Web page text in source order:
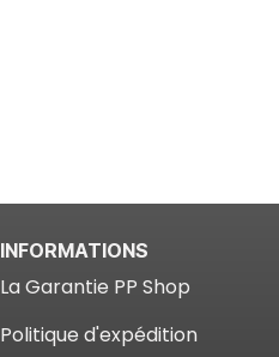
INFORMATIONS
La Garantie PP Shop​
Politique d'expédition